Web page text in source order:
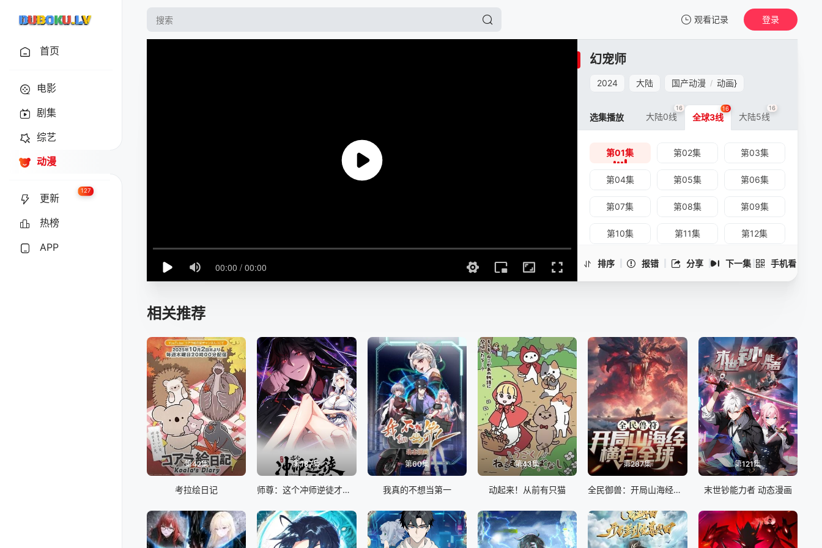
观看记录
我的观影记录
登录
首页
电影
剧集
综艺
动漫
更新
127
热榜
APP
幻宠师
2024 大陆 国产动漫 / 动画}
排序 报错 分享 下一集 手机看
幻宠师 -第01集
手机扫一扫继续看
选集播放 大陆0线
16
全球3线
16
大陆5线
16
第01集 第02集 第03集
第04集 第05集 第06集
第07集 第08集 第09集
第10集 第11集 第12集
第13集 第14集 第15集
相关推荐
第42集
考拉绘日记
第187集
师尊：这个冲师逆徒才不是圣子 动态漫画
第60集
我真的不想当第一
第43集
动起来！从前有只猫
第287集
全民御兽：开局山海经，我横扫全球
第121集
末世钞能力者 动态漫画